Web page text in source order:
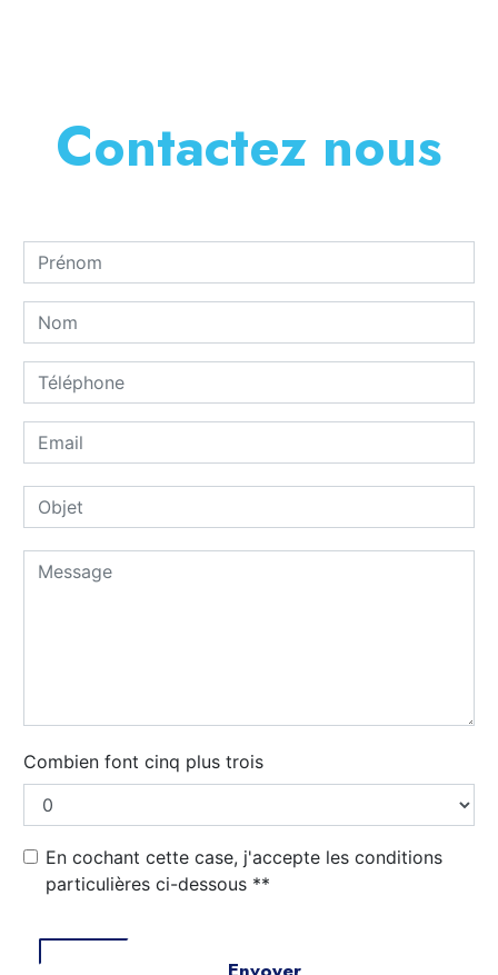
Contactez nous
Combien font cinq plus trois
En cochant cette case, j'accepte les conditions
particulières ci-dessous **